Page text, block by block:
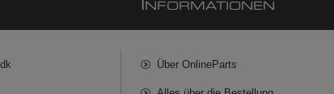
NFORMATIONEN
Über OnlineParts